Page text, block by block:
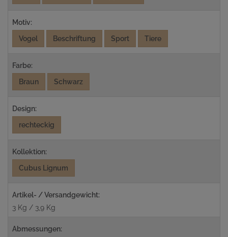
Motiv:
Vogel
Beschriftung Sport Tiere
Farbe:
Braun
Schwarz
Design:
rechteckig
Kollektion:
Cubus Lignum
Artikel- / Versandgewicht:
3 Kg / 3,9 Kg
Abmessungen: